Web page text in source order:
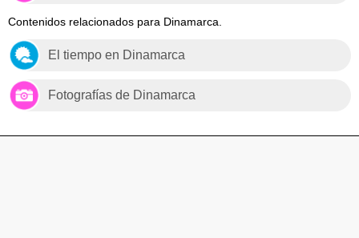
Contenidos relacionados para Dinamarca.
El tiempo en Dinamarca
Fotografías de Dinamarca